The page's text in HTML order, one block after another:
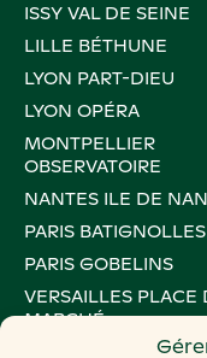
ISSY VAL DE SEINE
LILLE BÉTHUNE
LYON PART-DIEU
LYON OPÉRA
MONTPELLIER
OBSERVATOIRE
NANTES ILE DE
PARIS BATIGNOLLES
PARIS GOBELINS
VERSAILLES PLACE
MARCHÉ
PARIS LE MARAIS